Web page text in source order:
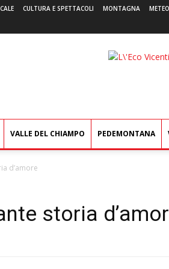
CULTURA E SPETTACOLI MONTAGNA METEO
L'Eco
VALLE DEL CHIAMPO PEDEMONTANA
d’amore
storia